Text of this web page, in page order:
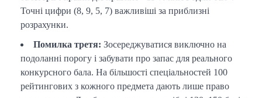
Точні цифри (8, 9, 5, 7) важливіші за приблизні
розрахунки.
Помилка третя: Зосереджуватися виключно на
подоланні порогу і забувати про запас для реального
конкурсного бала. На більшості спеціальностей 100
рейтингових з кожного предмета дають лише право